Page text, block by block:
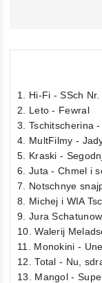
1. Hi-Fi - SSch
2. Leto - Fewral
3. Tschitscherina -
4. MultFilmy -
5. Kraski -
6. Juta - Chmel i
7. Notschnye
8. Michej i WIA
9. Jura
10. Walerij
11. Monokini -
12. Total - Nu,
13. Mangol -